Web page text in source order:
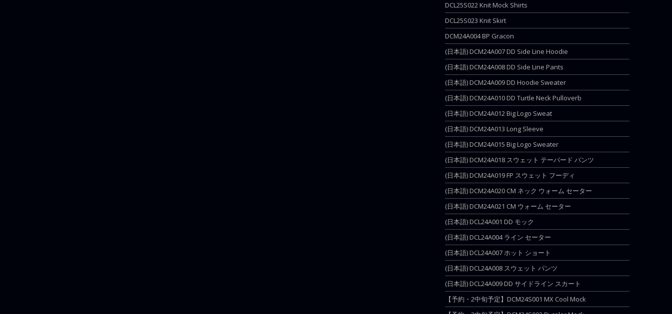
DCL25S022 Knit Mock Shirts
DCL25S023 Knit Skirt
DCM24A004 BP Gracon
(日本語) DCM24A007 DD Side Line Hoodie
(日本語) DCM24A008 DD Side Line Pants
(日本語) DCM24A009 DD Hoodie Sweater
(日本語) DCM24A010 DD Turtle Neck Pulloverb
(日本語) DCM24A012 Big Logo Sweat
(日本語) DCM24A013 Long Sleeve
(日本語) DCM24A015 Big Logo Sweater
(日本語) DCM24A018 スウェット テーパード パンツ
(日本語) DCM24A019 FP スウェット フーディ
(日本語) DCM24A020 CM ネック ウォーム セーター
(日本語) DCM24A021 CM ウォーム セーター
(日本語) DCL24A001 DD モック
(日本語) DCL24A004 ライン セーター
(日本語) DCL24A007 ホット ショート
(日本語) DCL24A008 スウェット パンツ
(日本語) DCL24A009 DD サイドライン スカート
【予約・2中旬予定】DCM24S001 MX Cool Mock